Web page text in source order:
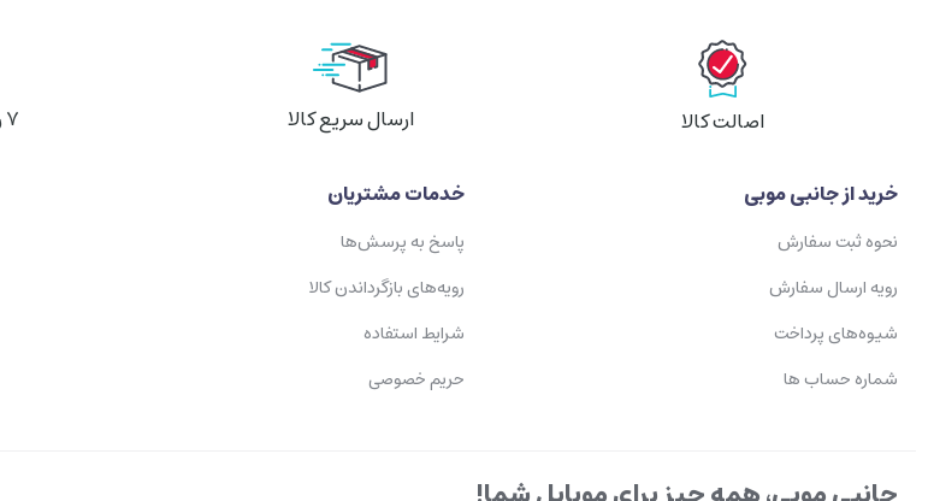
اصالت کالا ارسال سریع کالا ۷ روز بازگشت کالا
خرید از جانبی موبی
نحوه ثبت سفارش
رویه ارسال سفارش
شیوه‌های پرداخت
شماره حساب ها
خدمات مشتریان
پاسخ به پرسش‌ها
رویه‌های بازگرداندن کالا
شرایط استفاده
حریم خصوصی